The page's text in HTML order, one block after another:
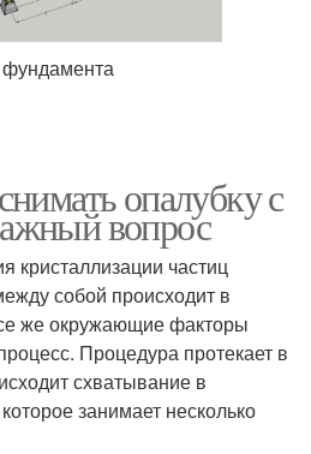
фундамента
опалубку с
вопрос
кристаллизации частиц
собой происходит в
же окружающие факторы
Процедура протекает в
схватывание в
занимает несколько